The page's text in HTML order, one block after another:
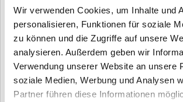
Wir verwenden Cookies, um Inhalte und
personalisieren, Funktionen für soziale
zu können und die Zugriffe auf unsere
analysieren. Außerdem geben wir
Verwendung unserer Website an unsere
soziale Medien, Werbung und Analysen
Partner führen diese Informationen
Buntbart Türgriff Poseidon
Buntbart Türgriff Poseidon edelstahlfarbig
Ästhetisches Design: Um dem eigenen
persönlichen Stil zu verleihen, braucht es
viel. Der Buntbart Türgriff Mount Poseidon